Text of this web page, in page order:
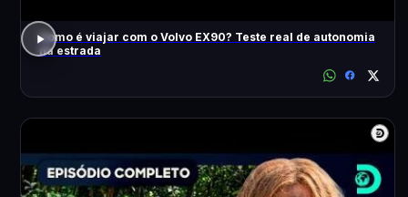
Como é viajar com o Volvo EX90? Teste real de autonomia
na estrada